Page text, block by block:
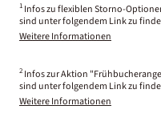
1 Infos zu flexiblen Storno-
sind unter folgendem Link zu
Weitere Informationen
2 Infos zur Aktion
sind unter folgendem Link zu
Weitere Informationen